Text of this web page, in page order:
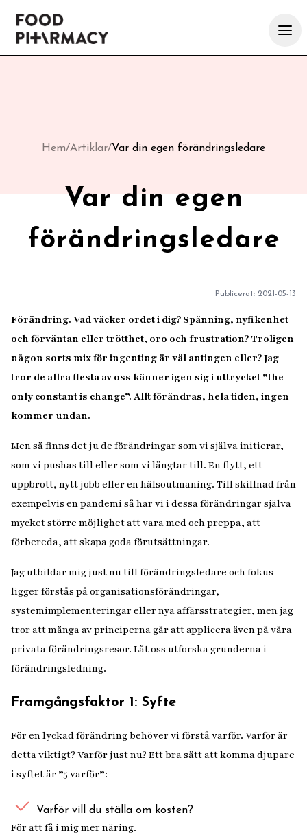
Hem/Artiklar/Var din egen förändringsledare
Var din egen
förändringsledare
Publicerat: 2021-05-13
Förändring. Vad väcker ordet i dig? Spänning, nyfikenhet
och förväntan eller trötthet, oro och frustration? Troligen
någon sorts mix för ingenting är väl antingen eller? Jag
tror de allra flesta av oss känner igen sig i uttrycket ”the
only constant is change”. Allt förändras, hela tiden, ingen
kommer undan.
Men så finns det ju de förändringar som vi själva initierar,
som vi pushas till eller som vi längtar till. En flytt, ett
uppbrott, nytt jobb eller en hälsoutmaning. Till skillnad från
exempelvis en pandemi så har vi i dessa förändringar själva
mycket större möjlighet att vara med och preppa, att
förbereda, att skapa goda förutsättningar.
Jag utbildar mig just nu till förändringsledare och fokus
ligger förstås på organisationsförändringar,
systemimplementeringar eller nya affärsstrategier, men jag
tror att många av principerna går att applicera även på våra
privata förändringsresor. Låt oss utforska grunderna i
förändringsledning.
Framgångsfaktor 1: Syfte
För en lyckad förändring behöver vi förstå varför. Varför är
detta viktigt? Varför just nu? Ett bra sätt att komma djupare
i syftet är ”5 varför”:
Varför vill du ställa om kosten?
För att få i mig mer näring.